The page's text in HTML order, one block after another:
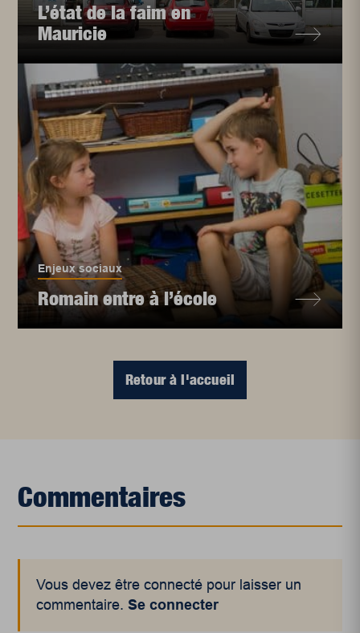
L’état de la faim en
Mauricie
Enjeux sociaux
Romain entre à l’école
Retour à l'accueil
Commentaires
Vous devez être connecté pour laisser un
commentaire.Se connecter